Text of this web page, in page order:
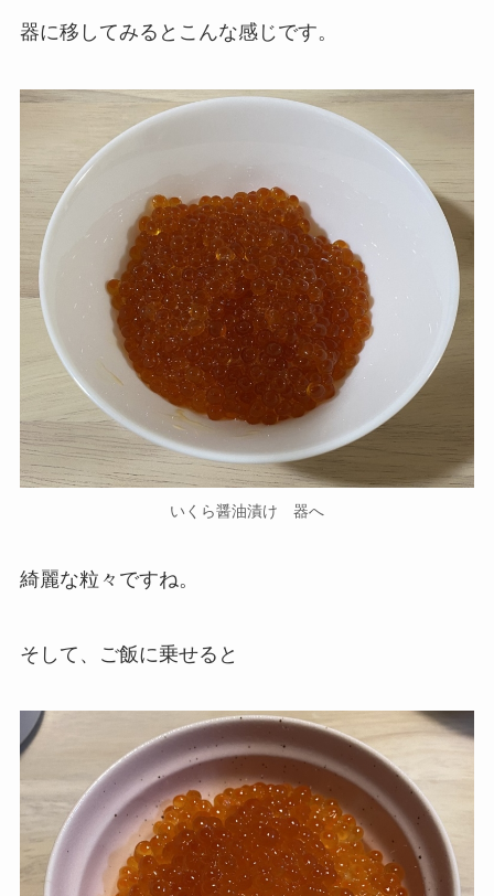
器に移してみるとこんな感じです。
いくら醤油漬け 器へ
綺麗な粒々ですね。
そして、ご飯に乗せると